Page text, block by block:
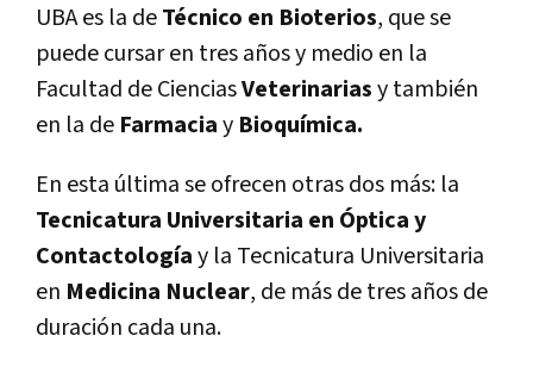
UBA es la deTécnico en Bioterios, que se
puede cursar en tres años y medio en la
Facultad de CienciasVeterinariasy también
en la de Farmaciay Bioquímica.
En esta última se ofrecen otras dos más: la
Tecnicatura Universitaria en Óptica y
Contactologíay la Tecnicatura Universitaria
en Medicina Nuclear, de más de tres años de
duración cada una.